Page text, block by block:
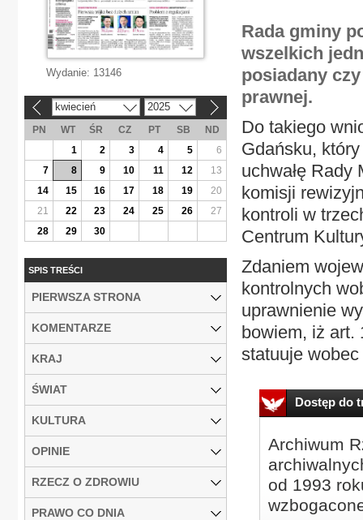
Rada gminy
wszelkich
posiadany
prawnej.
Do takiego
Gdańsku,
uchwałę
komisji
kontroli w
Centrum
Zdaniem
kontrolnych
uprawnienie
bowiem, iż art.
statuuje
Dostęp do
Archiwum
od 1993
Wydanie: 13146
kwiecień 2025
PN WT ŚR CZ PT SB
ND
1
2 3 4 5
6
7
8 9 10 11 12
13
14
15 16 17 18 19
20
21
22 23 24 25 26
27
28
29 30
SPIS TREŚCI
PIERWSZA STRONA
KOMENTARZE
KRAJ
ŚWIAT
KULTURA
OPINIE
RZECZ O ZDROWIU
PRAWO CO DNIA